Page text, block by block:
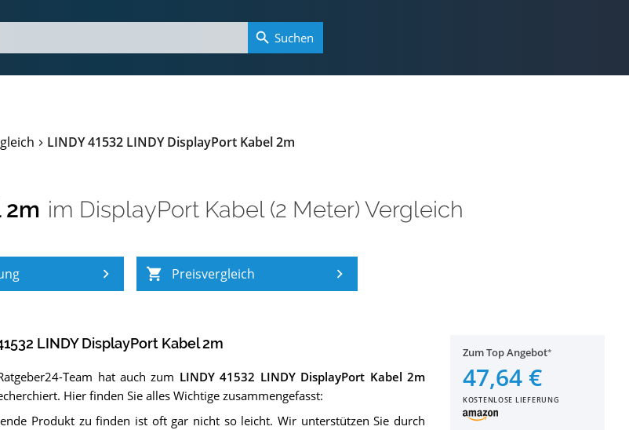
LINDY 41532 LINDY DisplayPort Kabel 2m
2m im DisplayPort Kabel (2 Meter) Vergleich
Preisvergleich
Zum Top Angebot
47,64 €
KOSTENLOSE LIEFERUNG
LINDY DisplayPort Kabel 2m
Team hat auch zum LINDY 41532 LINDY DisplayPort Kabel 2m
Hier finden Sie alles Wichtige zusammengefasst:
Produkt zu finden ist oft gar nicht so leicht. Wir unterstützen Sie durch
Suchen